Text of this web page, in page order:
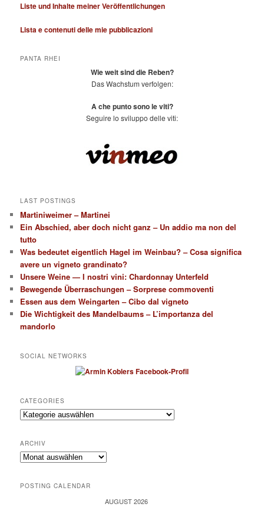
n
Liste und Inhalte meiner Veröffentlichungen
Lista e contenuti delle mie pubblicazioni
PANTA RHEI
Wie weit sind die Reben?
Das Wachstum verfolgen:
A che punto sono le viti?
Seguire lo sviluppo delle viti:
LAST POSTINGS
Martiniweimer – Martinei
Ein Abschied, aber doch nicht ganz – Un addio ma non del
tutto
Was bedeutet eigentlich Hagel im Weinbau? – Cosa significa
avere un vigneto grandinato?
Unsere Weine — I nostri vini: Chardonnay Unterfeld
Bewegende Überraschungen – Sorprese commoventi
Essen aus dem Weingarten – Cibo dal vigneto
Die Wichtigkeit des Mandelbaums – L’importanza del
mandorlo
SOCIAL NETWORKS
CATEGORIES
Categories
ARCHIV
Archiv
POSTING CALENDAR
AUGUST 2026